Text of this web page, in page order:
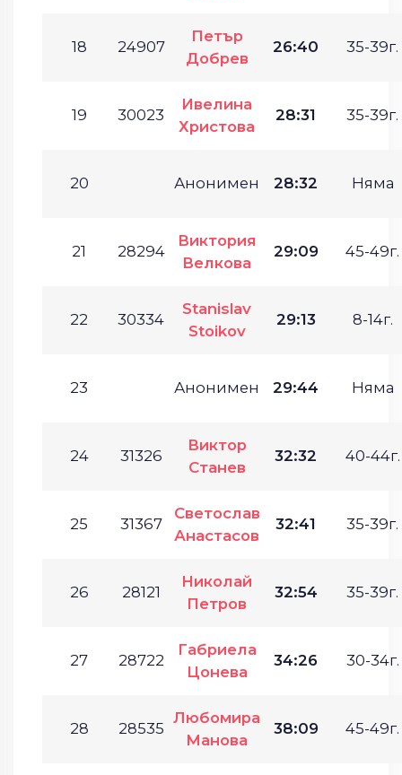
18 24907
Петър
Добрев
26:40 35-39г.
19 30023
Ивелина
Христова
28:31 35-39г.
20 Анонимен 28:32 Няма
21 28294
Виктория
Велкова
29:09 45-49г.
22 30334
Stanislav
Stoikov
29:13 8-14г.
23 Анонимен 29:44 Няма
24 31326
Виктор
Станев
32:32 40-44г.
25 31367
Светослав
Анастасов
32:41 35-39г.
26 28121
Николай
Петров
32:54 35-39г.
27 28722
Габриела
Цонева
34:26 30-34г.
28 28535
Любомира
Манова
38:09 45-49г.